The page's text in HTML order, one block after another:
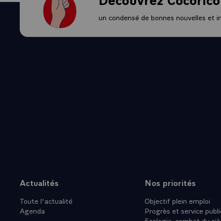
SOUHAITE
LA
D'AUTANT
un condensé de bonnes nouvelles et
Plan du site
Actualités
Toute l'actualité
Agenda
Nos priorités
Objectif plein emploi
Progrès et service